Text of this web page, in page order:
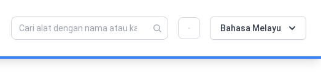
Bahasa Melayu
💡 Sukakan alat ini? Bantu kami menjadikannya
lebih baik lagi!
Klik untuk membuka →